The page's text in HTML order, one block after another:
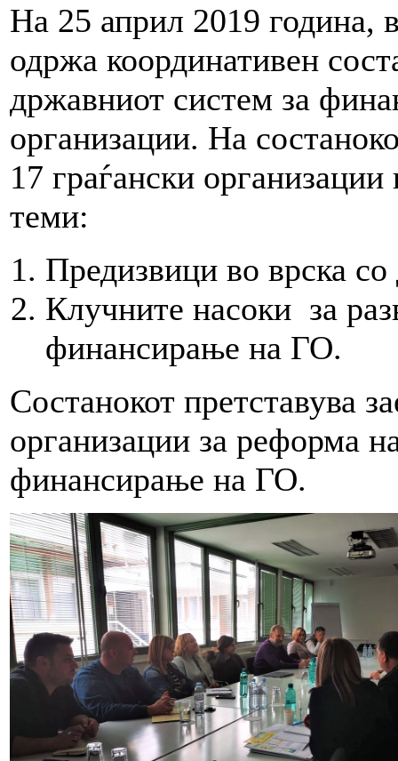
На 25 април 2019
одржа координативен
државниот систем за
организации. На
17 граѓански
теми:
Предизвици во врска
Клучните насоки за
финансирање на ГО.
Состанокот претставува
организации за реформа
финансирање на ГО.